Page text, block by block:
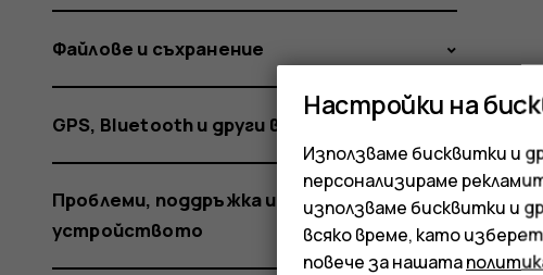
Файлове и съхранение
GPS, Bluetooth и други връзки
Проблеми, поддръжка и информация за
устройството
Настройки на
Използваме бисквитки и
персонализираме
използваме бисквитки и
всяко време, като
повече за нашата